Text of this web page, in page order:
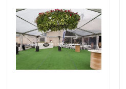
Vakalar
Bir teklif isteği